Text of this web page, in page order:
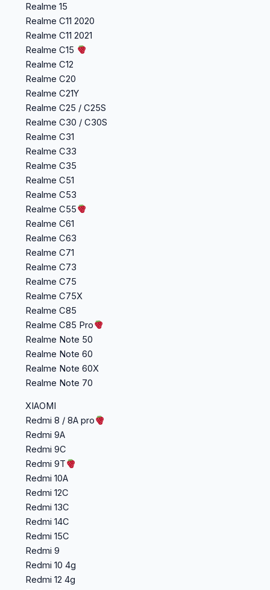
Realme 15
Realme C11 2020
Realme C11 2021
Realme C15
Realme C12
Realme C20
Realme C21Y
Realme C25 / C25S
Realme C30 / C30S
Realme C31
Realme C33
Realme C35
Realme C51
Realme C53
Realme C55
Realme C61
Realme C63
Realme C71
Realme C73
Realme C75
Realme C75X
Realme C85
Realme C85 Pro
Realme Note 50
Realme Note 60
Realme Note 60X
Realme Note 70
XIAOMI
Redmi 8 / 8A pro
Redmi 9A
Redmi 9C
Redmi 9T
Redmi 10A
Redmi 12C
Redmi 13C
Redmi 14C
Redmi 15C
Redmi 9
Redmi 10 4g
Redmi 12 4g